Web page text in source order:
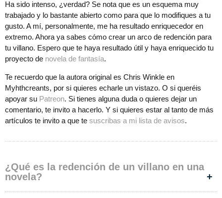
Ha sido intenso, ¿verdad? Se nota que es un esquema muy
trabajado y lo bastante abierto como para que lo modifiques a tu
gusto. A mí, personalmente, me ha resultado enriquecedor en
extremo. Ahora ya sabes cómo crear un arco de redención para
tu villano. Espero que te haya resultado útil y haya enriquecido tu
proyecto de novela de fantasía.
Te recuerdo que la autora original es Chris Winkle en
Myhthcreants, por si quieres echarle un vistazo. O si queréis
apoyar su Patreon. Si tienes alguna duda o quieres dejar un
comentario, te invito a hacerlo. Y si quieres estar al tanto de más
artículos te invito a que te suscribas a mi lista de avisos.
¿Qué es la redención de un villano en una
novela?